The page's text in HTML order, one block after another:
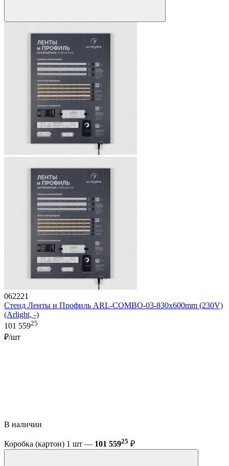
062221
Стенд Ленты и Профиль ARL-COMBO-03-830х600mm (230V)
(Arlight, -)
101 55925
₽/шт
В наличии
Коробка (картон) 1 шт — 101 55925 ₽